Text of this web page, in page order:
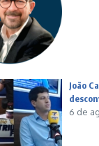
João
6 de